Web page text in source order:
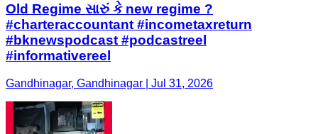
Old Regime સારું કે new regime ?
#charteraccountant #incometaxreturn
#bknewspodcast #podcastreel
#informativereel
Gandhinagar, Gandhinagar | Jul 31, 2026